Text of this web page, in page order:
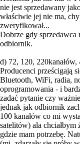
nie jest sprzedawany
właściwie jej nie ma,
zweryfikował...
Dobrze gdy sprzedawca
odbiornik.
d) 72, 120, 220kanałów,
Producenci prześcigają
Bluetooth, WiFi, radia,
oprogramowania - i
zadać pytanie czy
jednak jak odbiornik
100 kanałów co mi
satelitów) ala
gdzie mam potrzebę.